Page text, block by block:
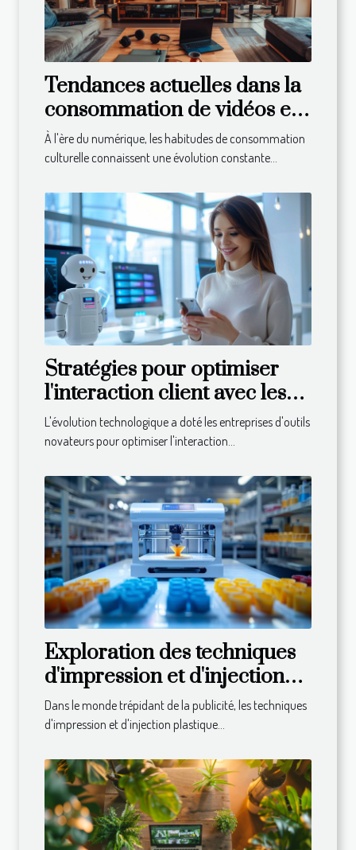
Tendances actuelles dans la
consommation de vidéos et
de musiques en ligne
À l'ère du numérique, les habitudes de consommation
culturelle connaissent une évolution constante...
Stratégies pour optimiser
l'interaction client avec les
chatbots
L'évolution technologique a doté les entreprises d'outils
novateurs pour optimiser l'interaction...
Exploration des techniques
d'impression et d'injection
plastique pour la publicité
Dans le monde trépidant de la publicité, les techniques
d'impression et d'injection plastique...